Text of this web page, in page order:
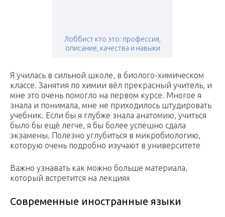
Лоббист кто это: профессия,
описание, качества и навыки
Я училась в сильной школе, в биолого-химическом
классе. Занятия по химии вёл прекрасный учитель, и
мне это очень помогло на первом курсе. Многое я
знала и понимала, мне не приходилось штудировать
учебник. Если бы я глубже знала анатомию, учиться
было бы ещё легче, я бы более успешно сдала
экзамены. Полезно углубиться в микробиологию,
которую очень подробно изучают в университете
Важно узнавать как можно больше материала,
который встретится на лекциях
Современные иностранные языки